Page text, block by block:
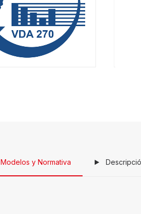
Modelos y Normativa